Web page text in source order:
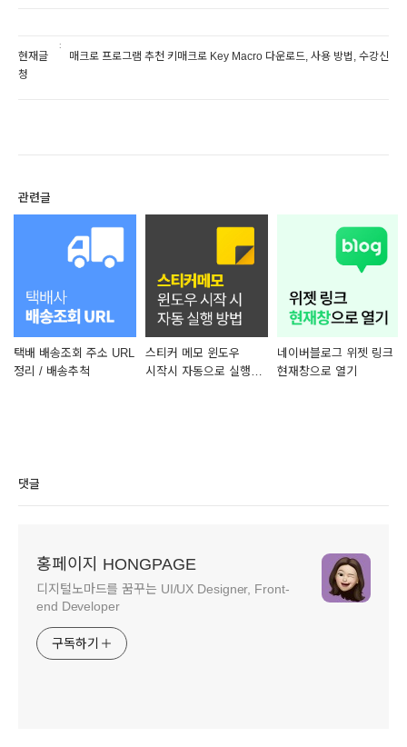
현재글
매크로 프로그램 추천 키매크로 Key Macro 다운로드, 사용 방법, 수강신
청
관련글
택배 배송조회 주소 URL
정리 / 배송추척
스티커 메모 윈도우
시작시 자동으로 실행
네이버블로그 위젯 링크
현재창으로 열기
댓글
홍페이지 HONGPAGE
디지털노마드를 꿈꾸는 UI/UX Designer, Front-
end Developer
구독하기